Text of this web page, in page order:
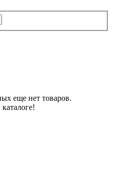
еще нет товаров.